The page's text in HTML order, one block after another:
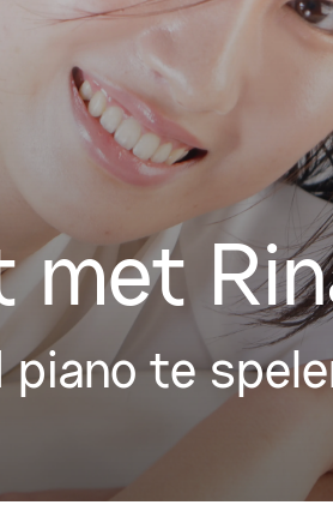
met
te